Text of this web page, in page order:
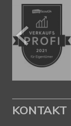
KONTAKT